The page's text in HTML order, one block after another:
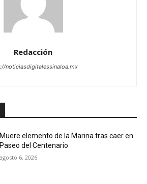
Redacción
noticiasdigitalessinaloa.mx
Muere elemento de la Marina tras caer en
Paseo del Centenario
agosto 6, 2026